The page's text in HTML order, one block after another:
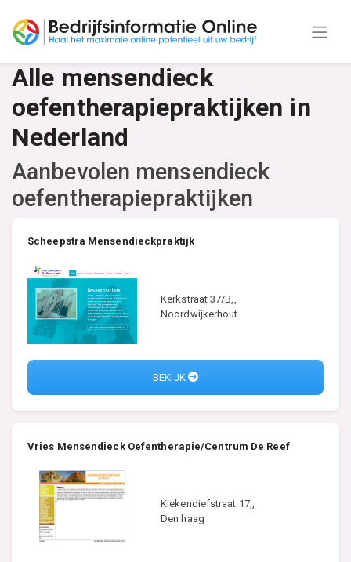
Alle mensendieck
oefentherapiepraktijken in
Nederland
Aanbevolen mensendieck
oefentherapiepraktijken
Scheepstra Mensendieckpraktijk
Kerkstraat 37/B,,
Noordwijkerhout
BEKIJK
Vries Mensendieck Oefentherapie/Centrum De Reef
Kiekendiefstraat 17,,
Den haag